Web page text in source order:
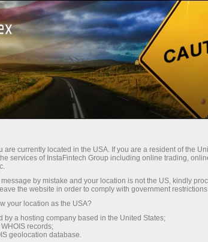
即时开户 交易平台
对于合作伙伴 广告
are currently located in the USA. If you are a resident of the
services of InstaFintech Group including online trading,
by mistake and your location is not the US, kindly
the website in order to comply with government
your location as the USA?
by a hosting company based in the United States;
records;
geolocation database.